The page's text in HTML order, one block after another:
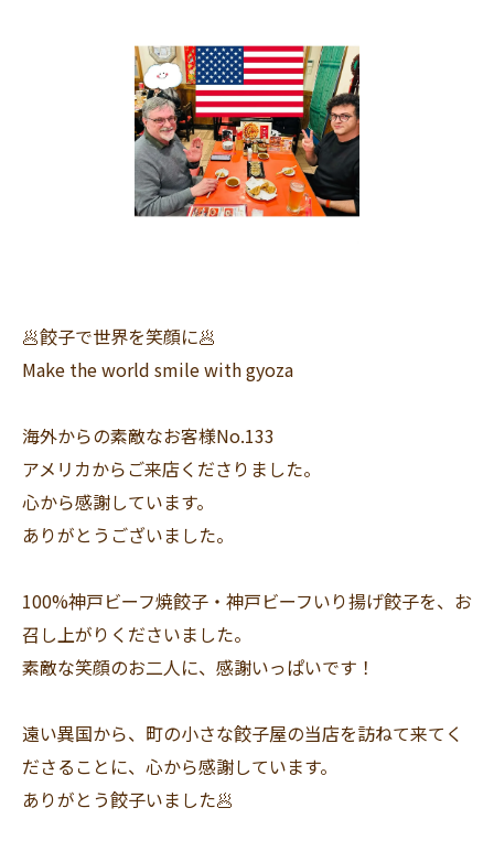
🥟餃子で世界を笑顔に🥟
Make the world smile with gyoza
海外からの素敵なお客様No.133
アメリカからご来店くださりました。
心から感謝しています。
ありがとうございました。
100%神戸ビーフ焼餃子・神戸ビーフいり揚げ餃子を、お
召し上がりくださいました。
素敵な笑顔のお二人に、感謝いっぱいです！
遠い異国から、町の小さな餃子屋の当店を訪ねて来てく
ださることに、心から感謝しています。
ありがとう餃子いました🥟